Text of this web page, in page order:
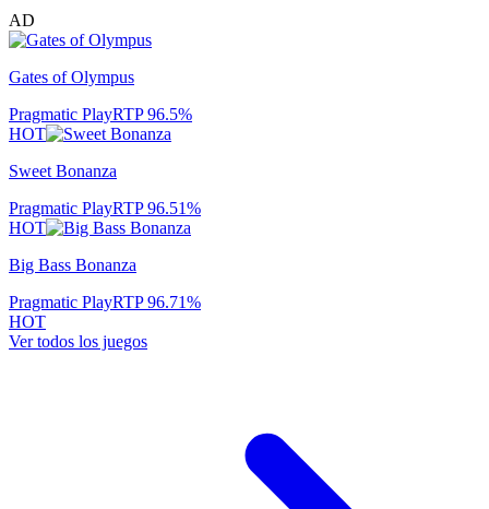
AD
Gates of Olympus
Pragmatic PlayRTP96.5%
HOT
Sweet Bonanza
Pragmatic PlayRTP96.51%
HOT
Big Bass Bonanza
Pragmatic PlayRTP96.71%
HOT
Ver todos los juegos